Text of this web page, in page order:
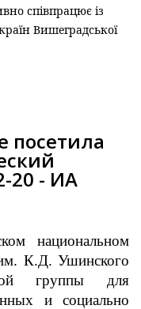
співпрацює із
Вишеградської
посетила
20 - ИА
национальном
им. К.Д. Ушинского
группы для
и социально